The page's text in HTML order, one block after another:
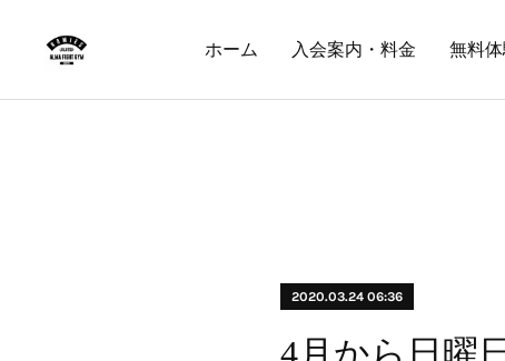
ホーム 入会案内・料金 無料
2020.03.24 06:36